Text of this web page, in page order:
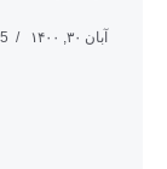
آبان ۳۰, ۱۴۰۰ 55